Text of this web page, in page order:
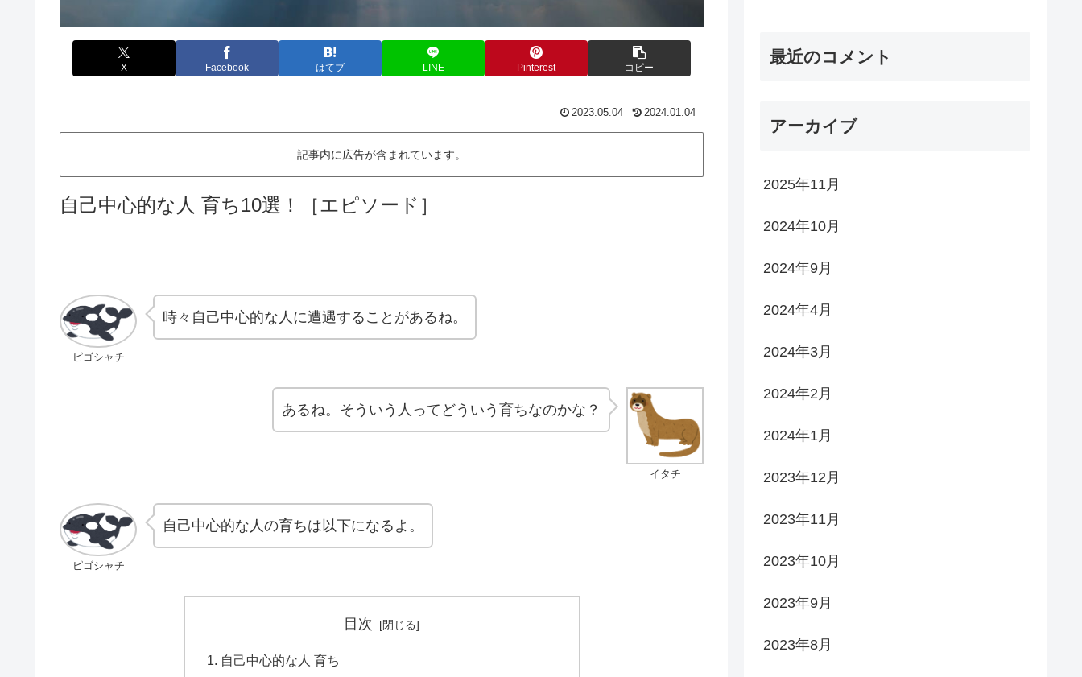
X Facebook はてブ LINE Pinterest コピー
2023.05.04 2024.01.04
記事内に広告が含まれています。
自己中心的な人 育ち10選！［エピソード］
ピゴシャチ
時々自己中心的な人に遭遇することがあるね。
イタチ
あるね。そういう人ってどういう育ちなのかな？
ピゴシャチ
自己中心的な人の育ちは以下になるよ。
目次
自己中心的な人 育ち
最近のコメント
アーカイブ
2025年11月
2024年10月
2024年9月
2024年4月
2024年3月
2024年2月
2024年1月
2023年12月
2023年11月
2023年10月
2023年9月
2023年8月